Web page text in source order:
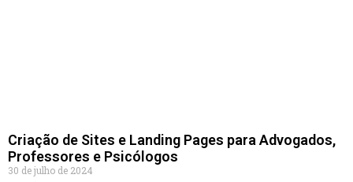
Criação de Sites e Landing Pages para Advogados,
Professores e Psicólogos
30 de julho de 2024